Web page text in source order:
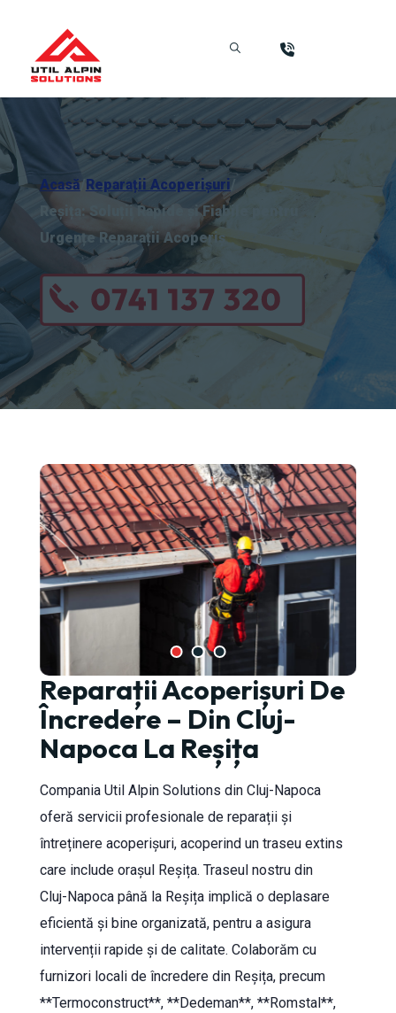
Acasă/ Reparații Acoperișuri/
Reșița: Soluții Rapide și Fiabile pentru
Urgențe Reparații Acoperiș
Reparații Acoperișuri De
Încredere – Din Cluj-
Napoca La Reșița
Compania Util Alpin Solutions din Cluj-Napoca
oferă servicii profesionale de reparații și
întreținere acoperișuri, acoperind un traseu extins
care include orașul Reșița. Traseul nostru din
Cluj-Napoca până la Reșița implică o deplasare
eficientă și bine organizată, pentru a asigura
intervenții rapide și de calitate. Colaborăm cu
furnizori locali de încredere din Reșița, precum
**Termoconstruct**, **Dedeman**, **Romstal**,